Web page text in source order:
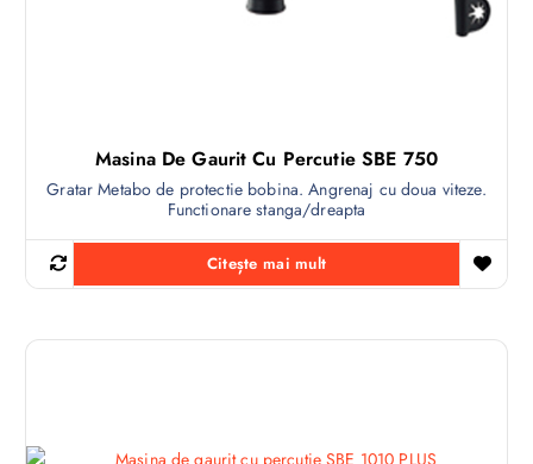
Masina De Gaurit Cu Percutie SBE 750
Gratar Metabo de protectie bobina. Angrenaj cu doua viteze.
Functionare stanga/dreapta
Citește mai mult